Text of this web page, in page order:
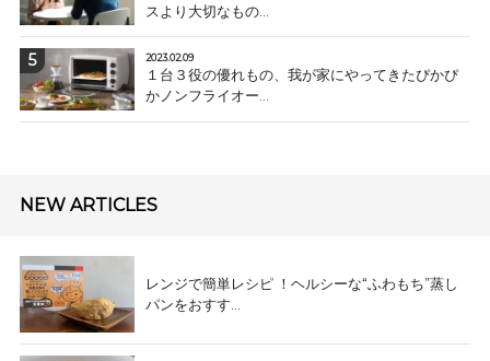
スより大切なもの...
2023.02.09
１台３役の優れもの、我が家にやってきたぴかぴ
かノンフライオー...
NEW ARTICLES
レンジで簡単レシピ ！ヘルシーな“ふわもち”蒸し
パンをおすす...